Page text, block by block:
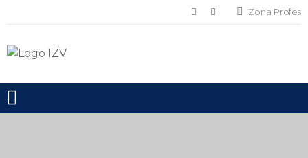
Zona Profes
Toggle mobile menu